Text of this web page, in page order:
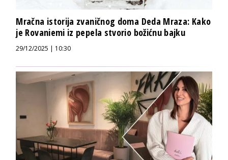
Mračna istorija zvaničnog doma Deda Mraza: Kako
je Rovaniemi iz pepela stvorio božićnu bajku
29/12/2025 | 10:30